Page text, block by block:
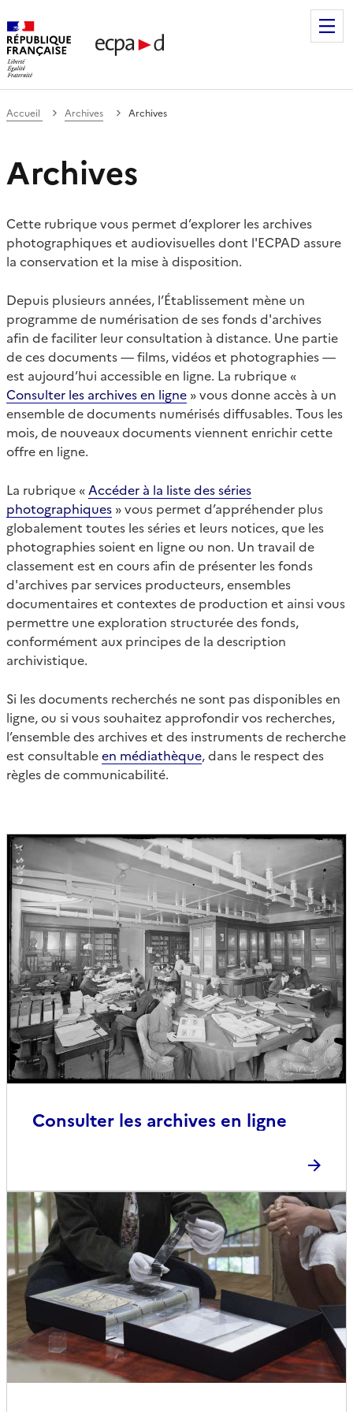
de communication et de production
Accueil Archives Archives
Archives
Cette rubrique vous permet d’explorer les archives
photographiques et audiovisuelles dont l'ECPAD assure
la conservation et la mise à disposition.
Depuis plusieurs années, l’Établissement mène un
programme de numérisation de ses fonds d'archives
afin de faciliter leur consultation à distance. Une partie
de ces documents — films, vidéos et photographies —
est aujourd’hui accessible en ligne. La rubrique «
Consulter les archives en ligne » vous donne accès à un
ensemble de documents numérisés diffusables. Tous les
mois, de nouveaux documents viennent enrichir cette
offre en ligne.
La rubrique « Accéder à la liste des séries
photographiques » vous permet d’appréhender plus
globalement toutes les séries et leurs notices, que les
photographies soient en ligne ou non. Un travail de
classement est en cours afin de présenter les fonds
d'archives par services producteurs, ensembles
documentaires et contextes de production et ainsi vous
permettre une exploration structurée des fonds,
conformément aux principes de la description
archivistique.
Si les documents recherchés ne sont pas disponibles en
ligne, ou si vous souhaitez approfondir vos recherches,
l’ensemble des archives et des instruments de recherche
est consultableen médiathèque, dans le respect des
règles de communicabilité.
Consulter les archives en ligne